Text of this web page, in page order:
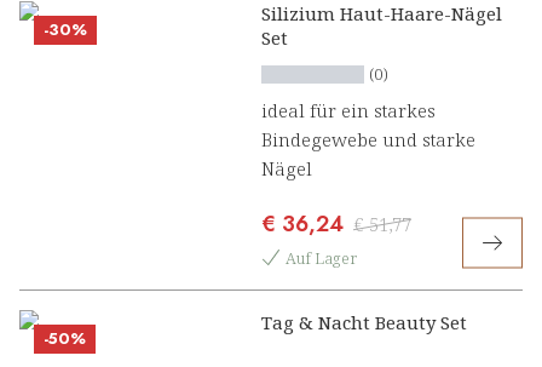
-30%
Silizium Haut-Haare-Nägel
Set
(0)
ideal für ein starkes
Bindegewebe und starke
Nägel
€ 36,24 € 51,77
Auf Lager
-50%
Tag & Nacht Beauty Set